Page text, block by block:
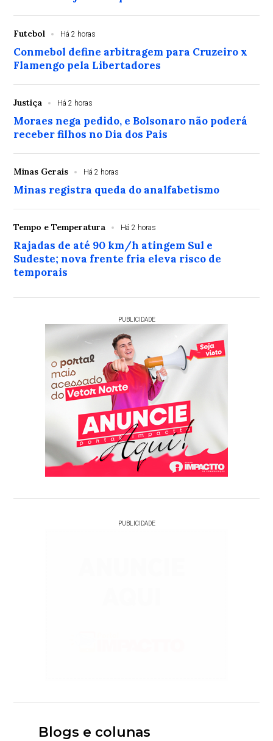
Futebol Há 2 horas
Conmebol define arbitragem para Cruzeiro x
Flamengo pela Libertadores
Justiça Há 2 horas
Moraes nega pedido, e Bolsonaro não poderá
receber filhos no Dia dos Pais
Minas Gerais Há 2 horas
Minas registra queda do analfabetismo
Tempo e Temperatura Há 2 horas
Rajadas de até 90 km/h atingem Sul e
Sudeste; nova frente fria eleva risco de
temporais
PUBLICIDADE
PUBLICIDADE
Blogs e colunas